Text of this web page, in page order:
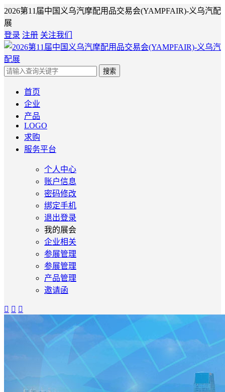
2026第11届中国义乌汽摩配用品交易会(YAMPFAIR)-义乌汽配
展
登录 注册 关注我们
搜索
首页
企业
产品
LOGO
求购
服务平台
个人中心
账户信息
密码修改
绑定手机
退出登录
我的展会
企业相关
参展管理
参展管理
产品管理
邀请函
  